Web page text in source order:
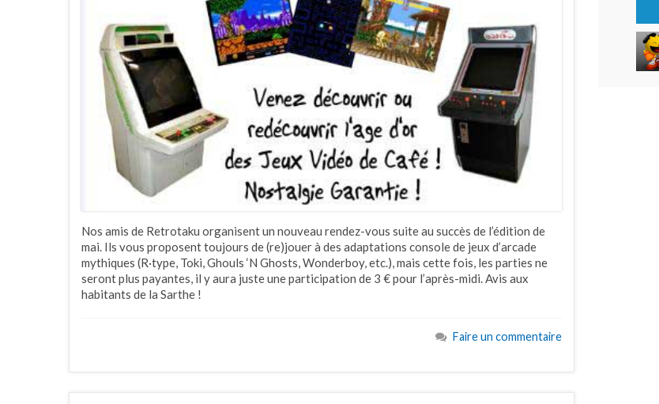
Nos amis de Retrotaku organisent un nouveau rendez-vous suite au succès de l’édition de
mai. Ils vous proposent toujours de (re)jouer à des adaptations console de jeux d’arcade
mythiques (R·type, Toki, Ghouls ‘N Ghosts, Wonderboy, etc.), mais cette fois, les parties ne
seront plus payantes, il y aura juste une participation de 3 € pour l’après-midi. Avis aux
habitants de la Sarthe !
Faire un commentaire